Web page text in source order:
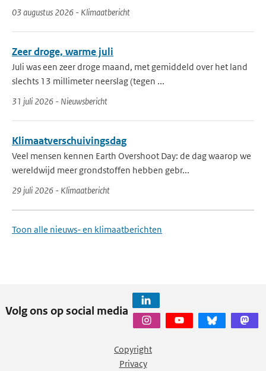
03 augustus 2026 - Klimaatbericht
Zeer droge, warme juli
Juli was een zeer droge maand, met gemiddeld over het land
slechts 13 millimeter neerslag (tegen ...
31 juli 2026 - Nieuwsbericht
Klimaatverschuivingsdag
Veel mensen kennen Earth Overshoot Day: de dag waarop we
wereldwijd meer grondstoffen hebben gebr...
29 juli 2026 - Klimaatbericht
Toon alle nieuws- en klimaatberichten
Volg ons op social media
Copyright
Privacy